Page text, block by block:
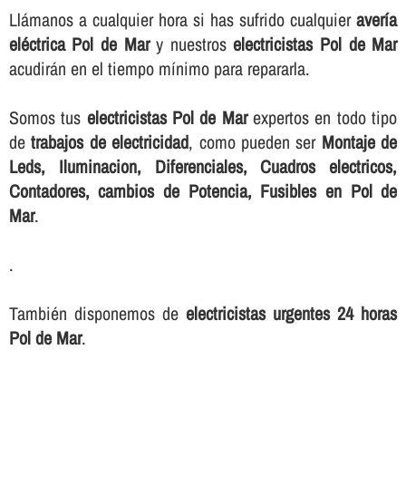
Llámanos a cualquier hora si has sufrido cualquieraverí­a
eléctrica Pol de Mary nuestroselectricistas Pol de Mar
acudirán en el tiempo mí­nimo para repararla.
Somos tus electricistas Pol de Marexpertos en todo tipo
detrabajos de electricidad, como pueden ser Montaje de
Leds, Iluminacion, Diferenciales, Cuadros electricos,
Contadores, cambios de Potencia, Fusibles en Pol de
Mar.
.
También disponemos de electricistas urgentes 24 horas
Pol de Mar.